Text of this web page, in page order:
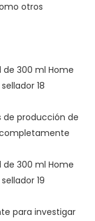
otros
de producción de
para investigar